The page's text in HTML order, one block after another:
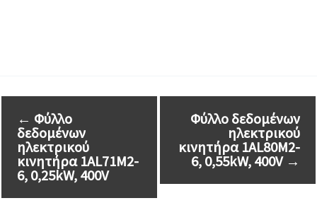
← Φύλλο
δεδομένων
ηλεκτρικού
κινητήρα 1AL71M2-
6, 0,25kW, 400V
Φύλλο δεδομένων
ηλεκτρικού
κινητήρα 1AL80M2-
6, 0,55kW, 400V →